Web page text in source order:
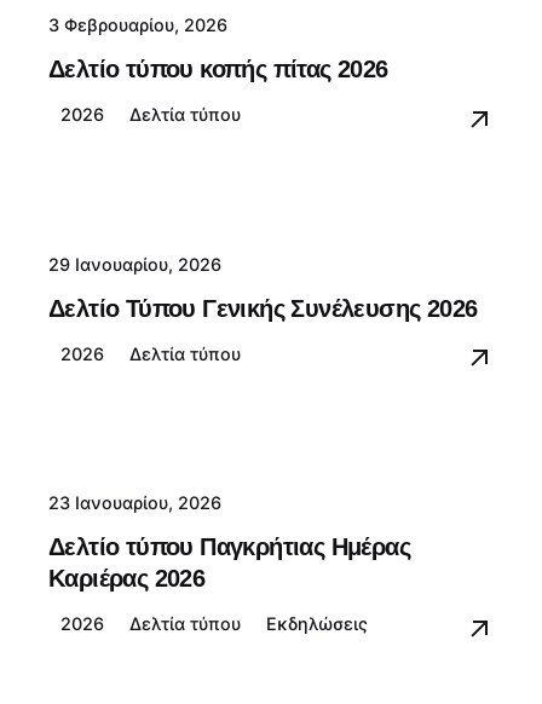
3 Φεβρουαρίου, 2026
Δελτίο τύπου κοπής πίτας 2026
2026 Δελτία τύπου
29 Ιανουαρίου, 2026
Δελτίο Τύπου Γενικής Συνέλευσης 2026
2026 Δελτία τύπου
23 Ιανουαρίου, 2026
Δελτίο τύπου Παγκρήτιας Ημέρας
Καριέρας 2026
2026 Δελτία τύπου Εκδηλώσεις